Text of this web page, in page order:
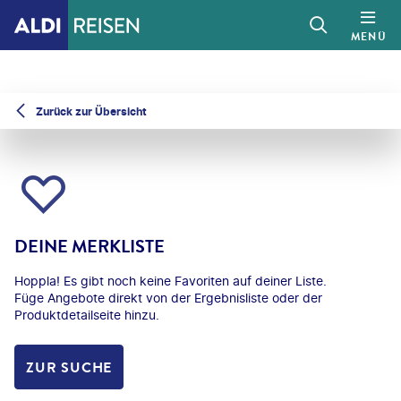
MENÜ
Zurück zur Übersicht
DEINE MERKLISTE
Hoppla! Es gibt noch keine Favoriten auf deiner Liste.
Füge Angebote direkt von der Ergebnisliste oder der
Produktdetailseite hinzu.
ZUR SUCHE